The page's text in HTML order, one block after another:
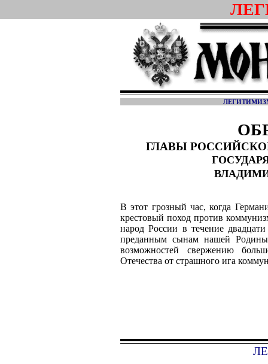
ГЛАВЫ
В этот грозный час, когда
крестовый поход против
народ России в течение
преданным сынам нашей
возможностей свержению
Отечества от страшного ига